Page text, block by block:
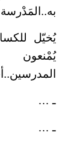
يُخيّل
يُمْنعون
ـ …
ـ …